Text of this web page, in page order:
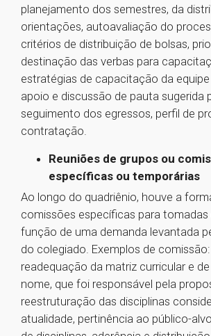
planejamento dos semestres, da
orientações, autoavaliação do
critérios de distribuição de bolsas,
destinação das verbas para
estratégias de capacitação da
apoio e discussão de pauta sugerida
seguimento dos egressos, perfil de
contratação.
Reuniões de grupos ou
específicas ou temporárias
Ao longo do quadriênio, houve a
comissões específicas para tomadas
função de uma demanda levantada
do colegiado. Exemplos de
readequação da matriz curricular e
nome, que foi responsável pela
reestruturação das disciplinas
atualidade, pertinência ao público-